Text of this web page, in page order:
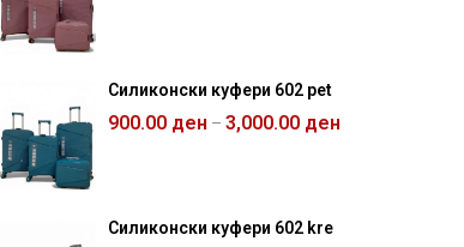
Силиконски куфери 602 pet
900.00 ден – 3,000.00 ден
Силиконски куфери 602 kre